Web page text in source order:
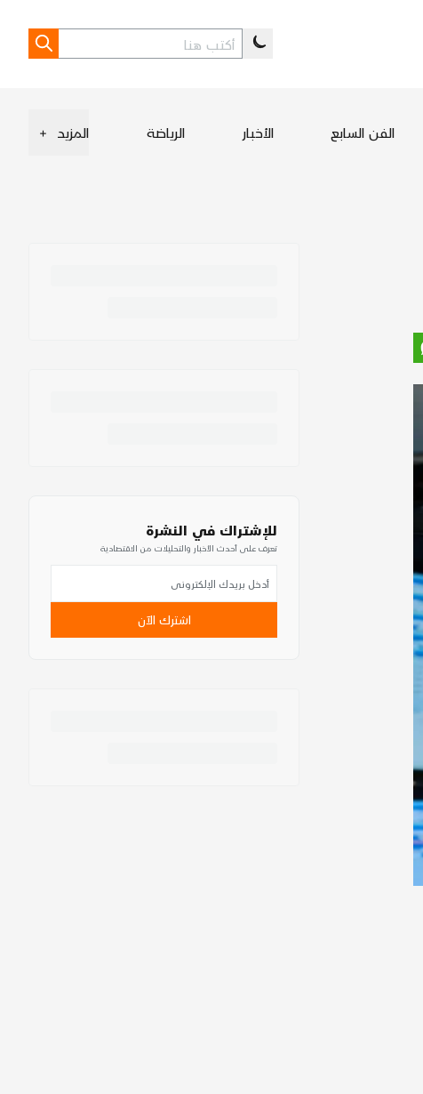
الفن السابع الأخبار الرياضة المزيد +
للإشتراك في النشرة
تعرف على أحدث الأخبار والتحليلات من الاقتصادية
اشترك الآن